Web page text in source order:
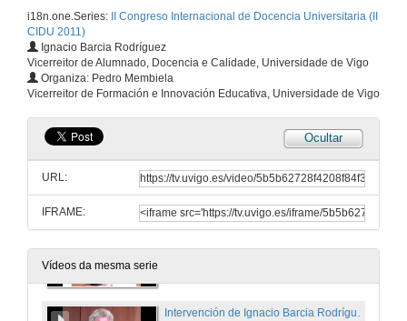
i18n.one.Series:
II Congreso Internacional de Docencia Universitaria (II
CIDU 2011)
Ignacio Barcia Rodríguez
Vicerreitor de Alumnado, Docencia e Calidade, Universidade de Vigo
Organiza: Pedro Membiela
Vicerreitor de Formación e Innovación Educativa, Universidade de Vigo
Ocultar
URL:
IFRAME:
Vídeos da mesma serie
Intervención de José Alberto Díaz de Castro
30 de xuño de 2011
Intervención de Raquel Díaz Vázquez
30 de xuño de 2011
Intervención de Pedro Membiela